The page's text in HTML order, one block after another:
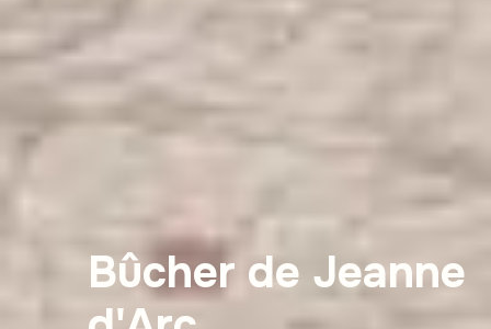
Bûcher de Jeanne